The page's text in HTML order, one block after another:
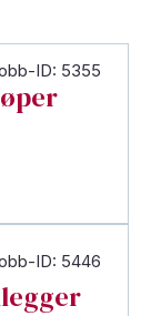
ID: 5355
ID: 5446